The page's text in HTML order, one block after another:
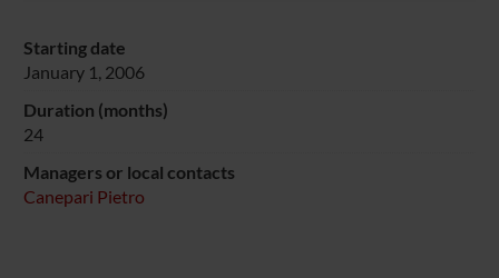
Starting date
January 1, 2006
Duration (months)
24
Managers or local contacts
Canepari Pietro